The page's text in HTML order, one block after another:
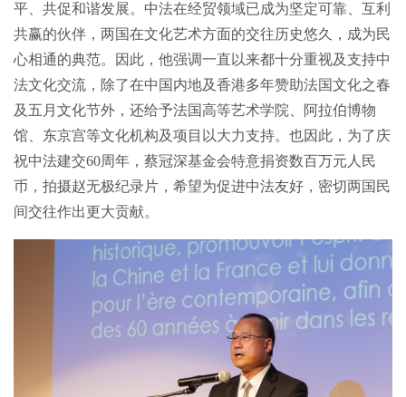
简体中文
繁体中文
English
平、共促和谐发展。中法在经贸领域已成为坚定可靠、互利
共赢的伙伴，两国在文化艺术方面的交往历史悠久，成为民
心相通的典范。因此，他强调一直以来都十分重视及支持中
法文化交流，除了在中国内地及香港多年赞助法国文化之春
及五月文化节外，还给予法国高等艺术学院、阿拉伯博物
馆、东京宫等文化机构及项目以大力支持。也因此，为了庆
祝中法建交60周年，蔡冠深基金会特意捐资数百万元人民
币，拍摄赵无极纪录片，希望为促进中法友好，密切两国民
间交往作出更大贡献。